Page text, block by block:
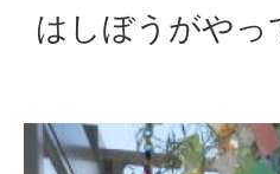
はしぼうがやっ